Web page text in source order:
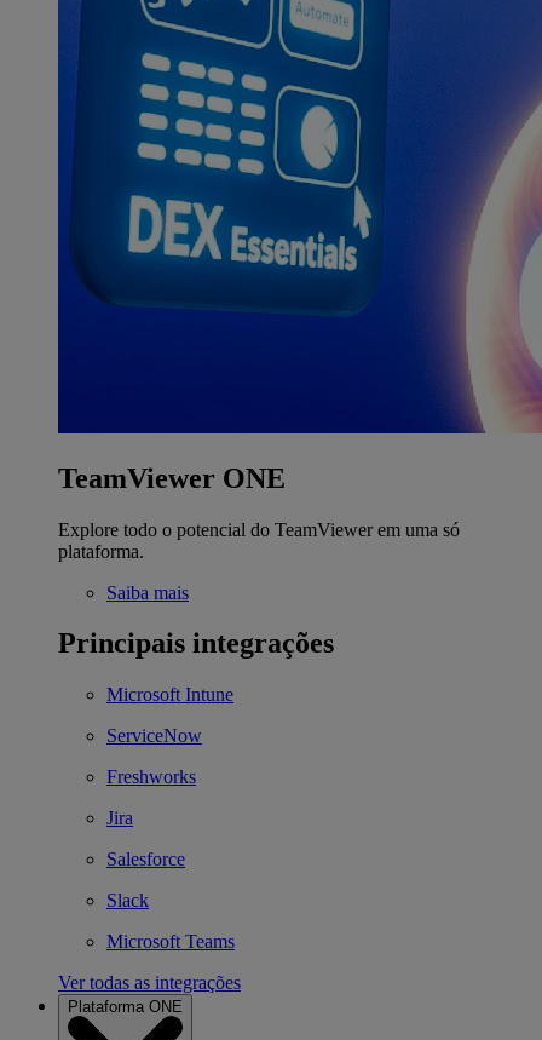
TeamViewer ONE
Explore todo o potencial do TeamViewer em uma só
plataforma.
Saiba mais
Principais integrações
Microsoft Intune
ServiceNow
Freshworks
Jira
Salesforce
Slack
Microsoft Teams
Ver todas as integrações
Plataforma ONE